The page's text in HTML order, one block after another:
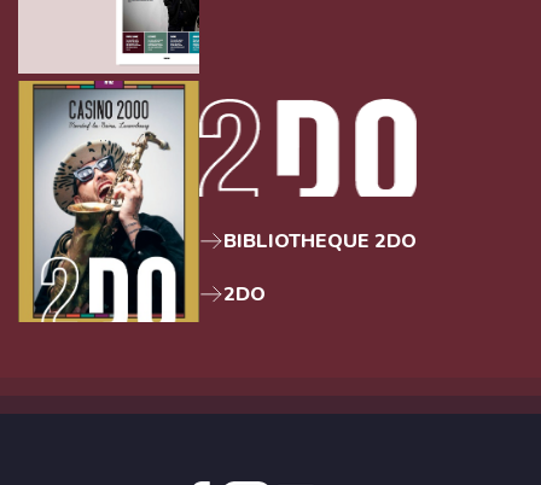
BIBLIOTHEQUE 2DO
2DO